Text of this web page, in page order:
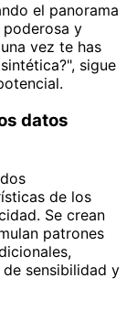
el panorama
y
vez te has
sigue
datos
de los
Se crean
patrones
sensibilidad y